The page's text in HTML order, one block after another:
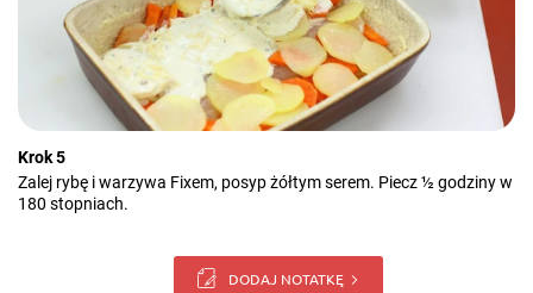
Krok 5
Zalej rybę i warzywa Fixem, posyp żółtym serem. Piecz ½ godziny w
180 stopniach.
DODAJ NOTATKĘ